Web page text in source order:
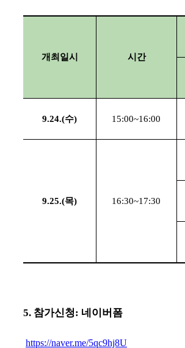
개최일시 시간
9.24.(수) 15:00~16:00
9.25.(목) 16:30~17:30
5. 참가신청: 네이버폼
https://naver.me/5qc9hj8U